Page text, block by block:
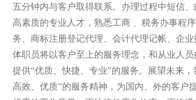
五分钟内与客户取得联系。办理过程中短信
高素质的专业人才，熟悉工商 、税务办事程
务、商标注册登记代理、会计代理记帐、企
体职员将以客户至上的服务理念，和从业人
提供“优质、快捷、专业”的服务。展望未来，
高效、优质”的服务精神，为国内、外的客户